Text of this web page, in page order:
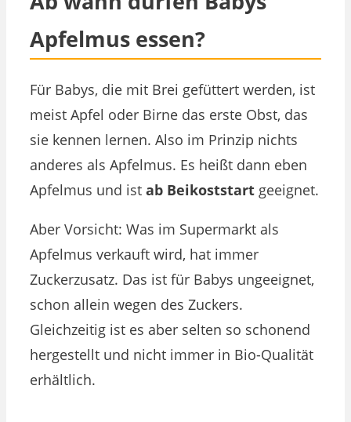
Apfelmus essen?
Für Babys, die mit Brei gefüttert werden, ist
meist Apfel oder Birne das erste Obst, das
sie kennen lernen. Also im Prinzip nichts
anderes als Apfelmus. Es heißt dann eben
Apfelmus und ist ab Beikoststart geeignet.
Aber Vorsicht: Was im Supermarkt als
Apfelmus verkauft wird, hat immer
Zuckerzusatz. Das ist für Babys ungeeignet,
schon allein wegen des Zuckers.
Gleichzeitig ist es aber selten so schonend
hergestellt und nicht immer in Bio-Qualität
erhältlich.